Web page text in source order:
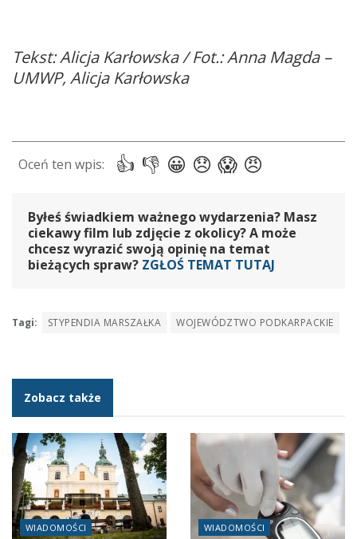
Tekst: Alicja Karłowska / Fot.: Anna Magda –
UMWP, Alicja Karłowska
Byłeś świadkiem ważnego wydarzenia? Masz
ciekawy film lub zdjęcie z okolicy? A może
chcesz wyrazić swoją opinię na temat
bieżących spraw? ZGŁOŚ TEMAT TUTAJ
Tagi: STYPENDIA MARSZAŁKA WOJEWÓDZTWO PODKARPACKIE
Zobacz także
WIADOMOŚCI WIADOMOŚCI